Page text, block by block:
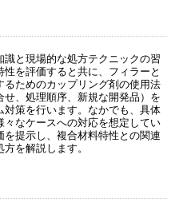
と現場的な処方テクニックの習
を評価すると共に、フィラーと
ためのカップリング剤の使用法
せ、処理順序、新規な開発品）を
策を行います。なかでも、具体
なケースへの対応を想定してい
提示し、複合材料特性との関連
を解説します。